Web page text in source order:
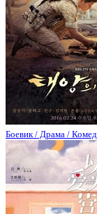
Боевик / Драма /